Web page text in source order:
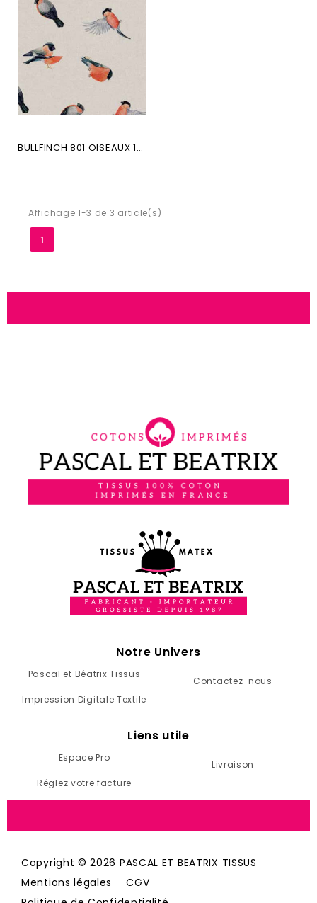
BULLFINCH 801 OISEAUX 100CO
Affichage 1-3 de 3 article(s)
1
Notre Univers
Pascal et Béatrix Tissus
Impression Digitale Textile
Contactez-nous
Liens utile
Espace Pro
Réglez votre facture
Livraison
Copyright © 2026 PASCAL ET BEATRIX TISSUS
Mentions légales
CGV